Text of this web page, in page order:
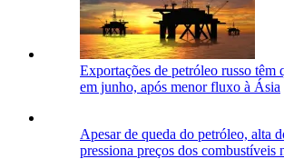
Exportações de petróleo russo têm
em junho, após menor fluxo à Ásia
Apesar de queda do petróleo, alta
pressiona preços dos combustíveis